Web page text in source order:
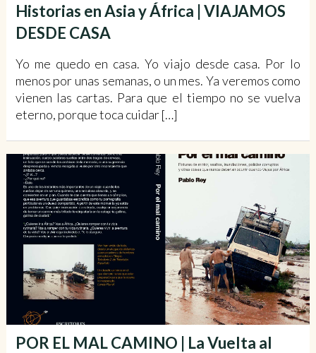
Historias en Asia y África | VIAJAMOS
DESDE CASA
Yo me quedo en casa. Yo viajo desde casa. Por lo
menos por unas semanas, o un mes. Ya veremos como
vienen las cartas. Para que el tiempo no se vuelva
eterno, porque toca cuidar […]
POR EL MAL CAMINO | La Vuelta al